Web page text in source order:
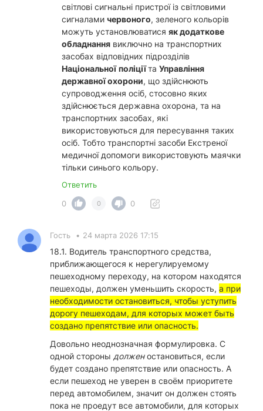
світлові сигнальні пристрої із світловими
сигналами червоного, зеленого кольорів
можуть установлюватися як додаткове
обладнання виключно на транспортних
засобах відповідних підрозділів
Національної поліціїта Управління
державної охорони, що здійснюють
супроводження осіб, стосовно яких
здійснюється державна охорона, та на
транспортних засобах, які
використовуються для пересування таких
осіб. Тобто транспортні засоби Екстреної
медичної допомоги використовують маячки
тільки синього кольору.
Ответить
0
0 0
Гость • 24 марта 2026 17:15
18.1. Водитель транспортного средства,
приближающегося к нерегулируемому
пешеходному переходу, на котором находятся
пешеходы, должен уменьшить скорость, а при
необходимости остановиться, чтобы уступить
дорогу пешеходам, для которых может быть
создано препятствие или опасность.
Довольно неоднозначная формулировка. С
одной стороны долженостановиться, если
будет создано препятствие или опасность. А
если пешеход не уверен в своём приоритете
перед автомобилем, значит он должен стоять
пока не проедут все автомобили, для которых